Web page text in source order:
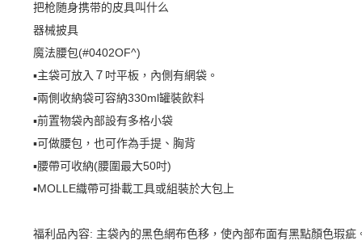
把枪随身携带的皮具叫什么
器械披具
魔法腰包(#0402OF^)
▪️主袋可放入７吋平板，內側有網袋。
▪️兩側收納袋可容納330ml罐裝飲料
▪️前置物袋內部設有多格小袋
▪️可做腰包，也可作為手提、胸背
▪️腰帶可收納(腰圍最大50吋)
▪️MOLLE織帶可掛載工具或組裝於大包上
福利品內容: 主袋內的黑色網布色移，使內部布面有黑點顏色瑕